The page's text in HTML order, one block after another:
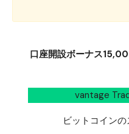
口座開設ボーナス
vantage
ビットコイン